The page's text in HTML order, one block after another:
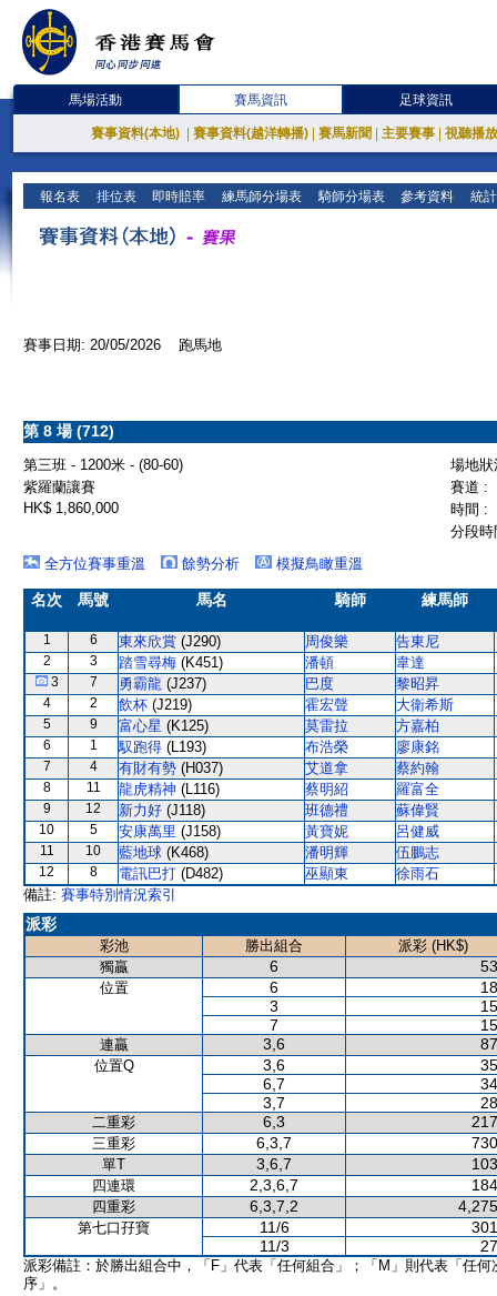
馬場活動 賽馬資訊 足球資訊
賽事資料(本地) 賽事資料(越洋轉播) 賽馬新聞 主要賽事 視聽播
報名表 排位表 即時賠率 練馬師分場表 騎師分場表 參考資料 統
賽事日期: 20/05/2026 跑馬地
第 8 場 (712)
第三班 - 1200米 - (80-60)
場地
紫羅蘭讓賽
賽道 :
HK$ 1,860,000
時間 :
分段
全方位賽事重溫
餘勢分析 模擬鳥瞰重溫
名次 馬號 馬名 騎師 練馬師
1 6 東來欣賞 (J290) 周俊樂 告東尼
2 3 踏雪尋梅 (K451) 潘頓 韋達
3 7 勇霸龍 (J237) 巴度 黎昭昇
4 2 飲杯 (J219) 霍宏聲 大衛希斯
5 9 富心星 (K125) 莫雷拉 方嘉柏
6 1 馭跑得 (L193) 布浩榮 廖康銘
7 4 有財有勢 (H037) 艾道拿 蔡約翰
8 11 龍虎精神 (L116) 蔡明紹 羅富全
9 12 新力好 (J118) 班德禮 蘇偉賢
10 5 安康萬里 (J158) 黃寶妮 呂健威
11 10 藍地球 (K468) 潘明輝 伍鵬志
12 8 電訊巴打 (D482) 巫顯東
徐雨石
備註: 賽事特別情況索引
派彩
彩池 勝出組合
派彩 (HK$)
獨贏
6
位置 6
3
7
連贏 3,6
位置Q 3,6
6,7
3,7
二重彩 6,3
三重彩 6,3,7
單T 3,6,7
四連環 2,3,6,7
四重彩 6,3,7,2
第七口孖寶 11/6
11/3
派彩備註：於勝出組合中，「F」代表「任何組合」；「M」則代表「任何
序」。